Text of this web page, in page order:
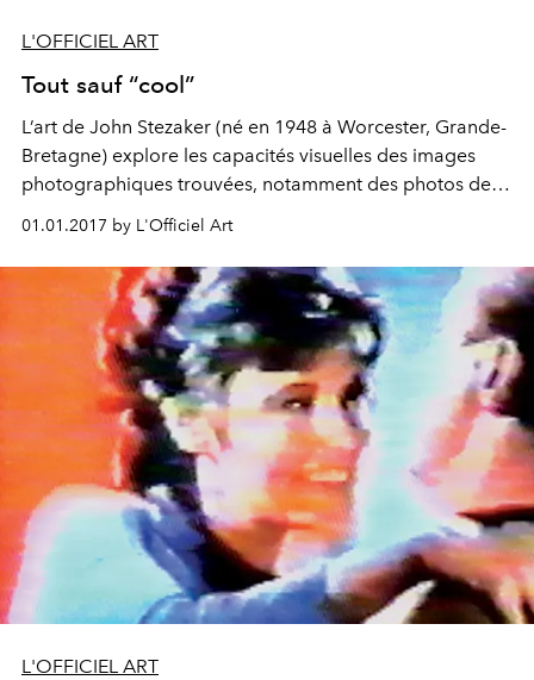
L'OFFICIEL ART
Tout sauf “cool”
L’art de John Stezaker (né en 1948 à Worcester, Grande-
Bretagne) explore les capacités visuelles des images
photographiques trouvées, notamment des photos de
plateau réalisées au milieu du XXe siècle par des
anonymes et destinées à la presse ou à la publicité. La
sélection et la manipulation auxquelles il les soumet
sous forme de collage ou de film autorisent des
juxtapositions et des séquençages qui mettent en
lumière les processus du regard autant qu’elles
interrogent le spectateur et les images elles-mêmes.
01.01.2017 by L'Officiel Art
L'OFFICIEL ART